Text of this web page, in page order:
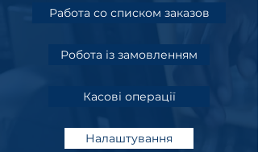
Работа со списком заказов
Робота із замовленням
Касові операції
Налаштування